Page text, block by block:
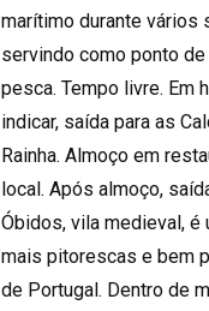
marítimo durante vários
servindo como ponto
pesca. Tempo livre. Em
indicar, saída para as
Rainha. Almoço em
local. Após almoço,
Óbidos, vila medieval, é
mais pitorescas e bem
de Portugal. Dentro de